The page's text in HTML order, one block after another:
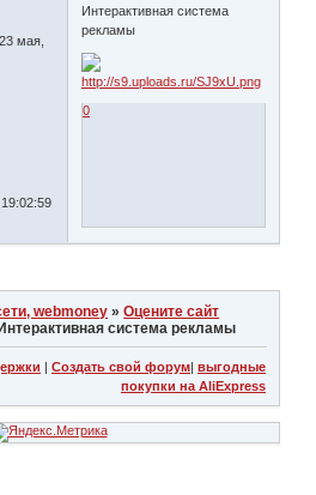
мая,
Интерактивная система
рекламы
0
webmoney »Оцените сайт
система рекламы
| Создать свой форум| выгодные
покупки на AliExpress